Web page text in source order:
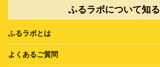
ふるラボについて知る
ふるラボとは
よくあるご質問